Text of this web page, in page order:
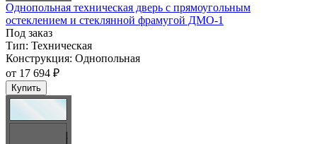
Однопольная техническая дверь с прямоугольным
остеклением и стеклянной фрамугой ДМО-1
Под заказ
Тип: Техническая
Конструкция: Однопольная
от 17 694 ₽
Купить